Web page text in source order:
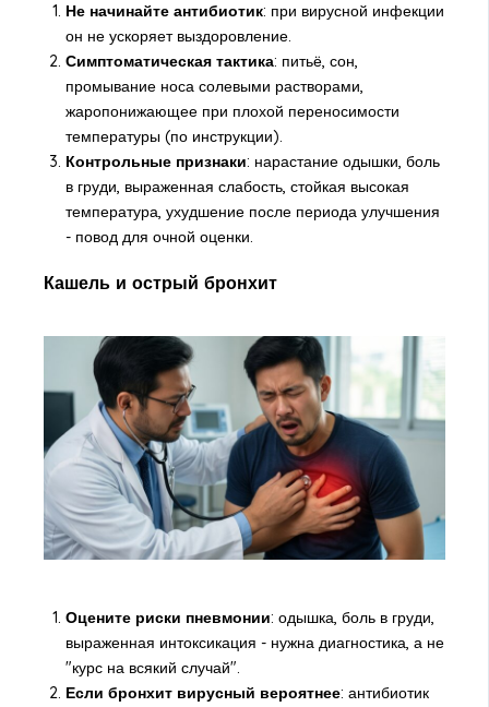
Не начинайте антибиотик: при вирусной инфекции
он не ускоряет выздоровление.
Симптоматическая тактика: питьё, сон,
промывание носа солевыми растворами,
жаропонижающее при плохой переносимости
температуры (по инструкции).
Контрольные признаки: нарастание одышки, боль
в груди, выраженная слабость, стойкая высокая
температура, ухудшение после периода улучшения
- повод для очной оценки.
Кашель и острый бронхит
Оцените риски пневмонии: одышка, боль в груди,
выраженная интоксикация - нужна диагностика, а не
"курс на всякий случай".
Если бронхит вирусный вероятнее: антибиотик